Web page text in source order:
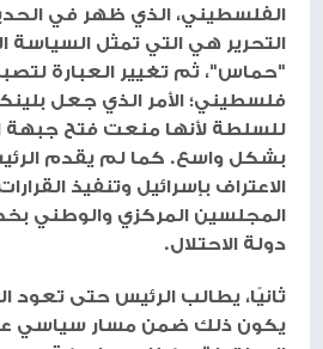
الفلسطيني، الذي ظهر في
التحرير هي التي تمثل السياسة
"حماس"، ثم تغيير العبارة
فلسطيني؛ الأمر الذي جعل
للسلطة لأنها منعت فتح جبهة
بشكل واسع. كما لم يقدم
الاعتراف بإسرائيل وتنفيذ
المجلسين المركزي والوطني
دولة الاحتلال.
ثانيًا، يطالب الرئيس حتى تعود
يكون ذلك ضمن مسار سياسي